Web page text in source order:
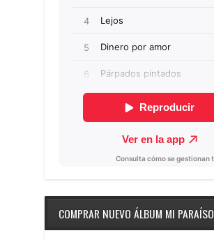
COMPRAR NUEVO ÁLBUM MI PARAÍSO